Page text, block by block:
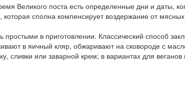
Великого поста есть определенные дни и даты,
сполна компенсирует воздержание от
в приготовлении. Классический способ
в яичный кляр, обжаривают на сковороде с
сливки или заварной крем; в вариантах для